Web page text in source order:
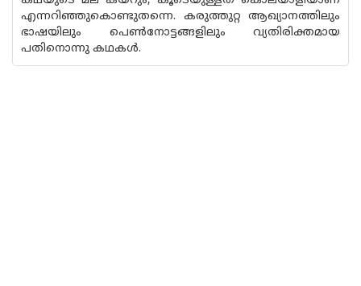
എന്നറിഞ്ഞുകൊണ്ടുതന്നെ. കരുത്തുറ്റ ആഖ്യാനത്തിലും
ഭാഷയിലും പെൺനോട്ടങ്ങളിലും വ്യതിരിക്തമായ
പതിനൊന്നു കഥകൾ.